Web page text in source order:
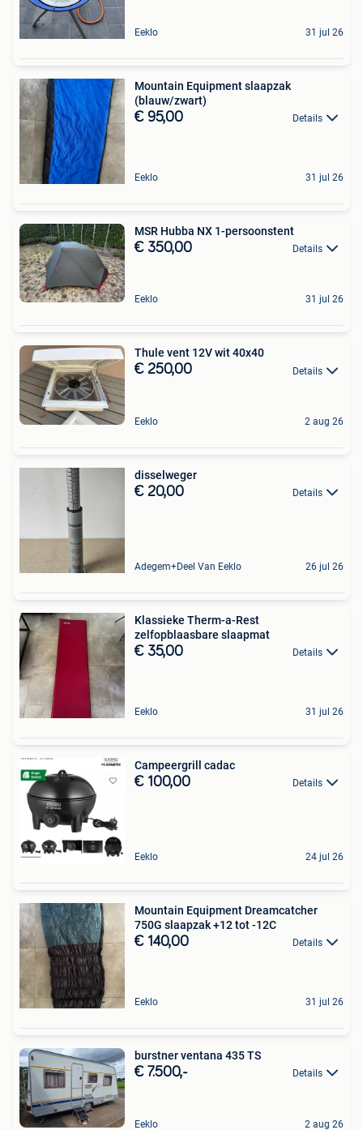
Eeklo 31 jul 26
Mountain Equipment slaapzak
(blauw/zwart)
€ 95,00 Details
Eeklo 31 jul 26
MSR Hubba NX 1-persoonstent
€ 350,00 Details
Eeklo 31 jul 26
Thule vent 12V wit 40x40
€ 250,00 Details
Eeklo 2 aug 26
disselweger
€ 20,00 Details
Adegem+Deel Van Eeklo 26 jul 26
Klassieke Therm-a-Rest
zelfopblaasbare slaapmat
€ 35,00 Details
Eeklo 31 jul 26
Campeergrill cadac
€ 100,00 Details
Eeklo 24 jul 26
Mountain Equipment Dreamcatcher
750G slaapzak +12 tot -12C
€ 140,00 Details
Eeklo 31 jul 26
burstner ventana 435 TS
€ 7.500,- Details
Eeklo 2 aug 26